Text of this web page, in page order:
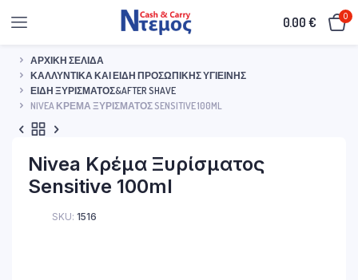
0.00€ 0
ΑΡΧΙΚΉ ΣΕΛΊΔΑ
ΚΑΛΛΥΝΤΙΚΆ ΚΑΙ ΕΊΔΗ ΠΡΟΣΩΠΙΚΉΣ ΥΓΙΕΙΝΉΣ
ΕΊΔΗ ΞΥΡΊΣΜΑΤΟΣ&AFTER SHAVE
NIVEA ΚΡΈΜΑ ΞΥΡΊΣΜΑΤΟΣ SENSITIVE 100ML
Nivea Κρέμα Ξυρίσματος
Sensitive 100ml
SKU: 1516